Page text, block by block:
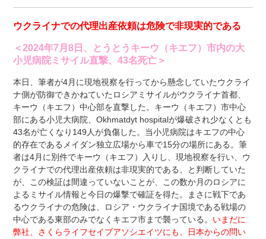
ウクライナでの代理出産依頼は危険で非現実的である
＜2024年7 月8 日、とうとうキーウ（キエフ）市内の大
小児病院ミサイル直撃、43名死亡＞
本日、筆者が4月に現地視察を行ってから懸念していたウクライ
ナ側が防御できかねていたロシアミサイルがウクライナ首都、
キーウ（キエフ）中心部を直撃した。キーウ（キエフ）市中心
部にある小児大病院、Okhmatdyt hospitalが爆破され少なくとも
43名が亡くなり149人が負傷した。当小児病院はキエフの中心
的存在であるメイダン独立広場から車で15分の場所にある。筆
者は4月に別件でキーウ（キエフ）入りし、現地視察を行い、ウ
クライナでの代理出産依頼は非現実的である、と判断していた
が、この検証は間違っていないことが、この数か月のロシアに
よるミサイル情報と今日の爆撃で確証を得た。まさに戦下であ
るウクライナの危険は、ロシア・ウクライナ国境である戦場の
中心である東部のみでなくキエフ市まで襲っている。 いまだに
弊社、さくらライフセイブアソシエイツにも、日本からの問い